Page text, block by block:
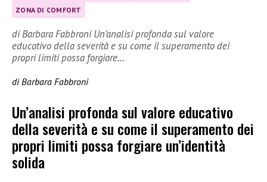
ZONA DI COMFORT
di Barbara Fabbroni Un’analisi profonda sul valore
educativo della severità e su come il superamento dei
propri limiti possa forgiare…
di Barbara Fabbroni
Un’analisi profonda sul valore educativo
della severità e su come il superamento dei
propri limiti possa forgiare un’identità
solida